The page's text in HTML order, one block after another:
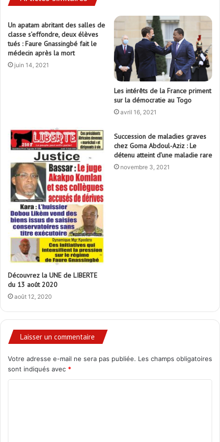
Un apatam abritant des salles de
classe s’effondre, deux élèves
tués : Faure Gnassingbé fait le
médecin après la mort
juin 14, 2021
Les intérêts de la France priment
sur la démocratie au Togo
avril 16, 2021
Découvrez la UNE de LIBERTE
du 13 août 2020
août 12, 2020
Succession de maladies graves
chez Goma Abdoul-Aziz : Le
détenu atteint d’une maladie rare
novembre 3, 2021
Laisser un commentaire
Votre adresse e-mail ne sera pas publiée. Les champs obligatoires
sont indiqués avec *